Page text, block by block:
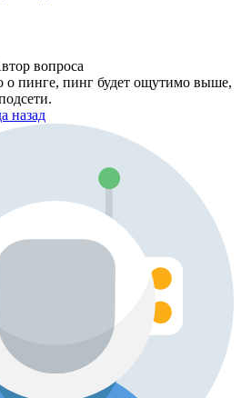
вопроса
о пинге, пинг будет ощутимо выше,
назад